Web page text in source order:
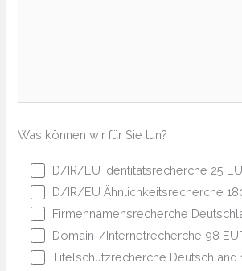
Was können wir für Sie tun?
D/IR/EU Identitätsrecherche 25
D/IR/EU Ähnlichkeitsrecherche
Firmennamensrecherche
Domain-/Internetrecherche 98
Titelschutzrecherche Deutschland